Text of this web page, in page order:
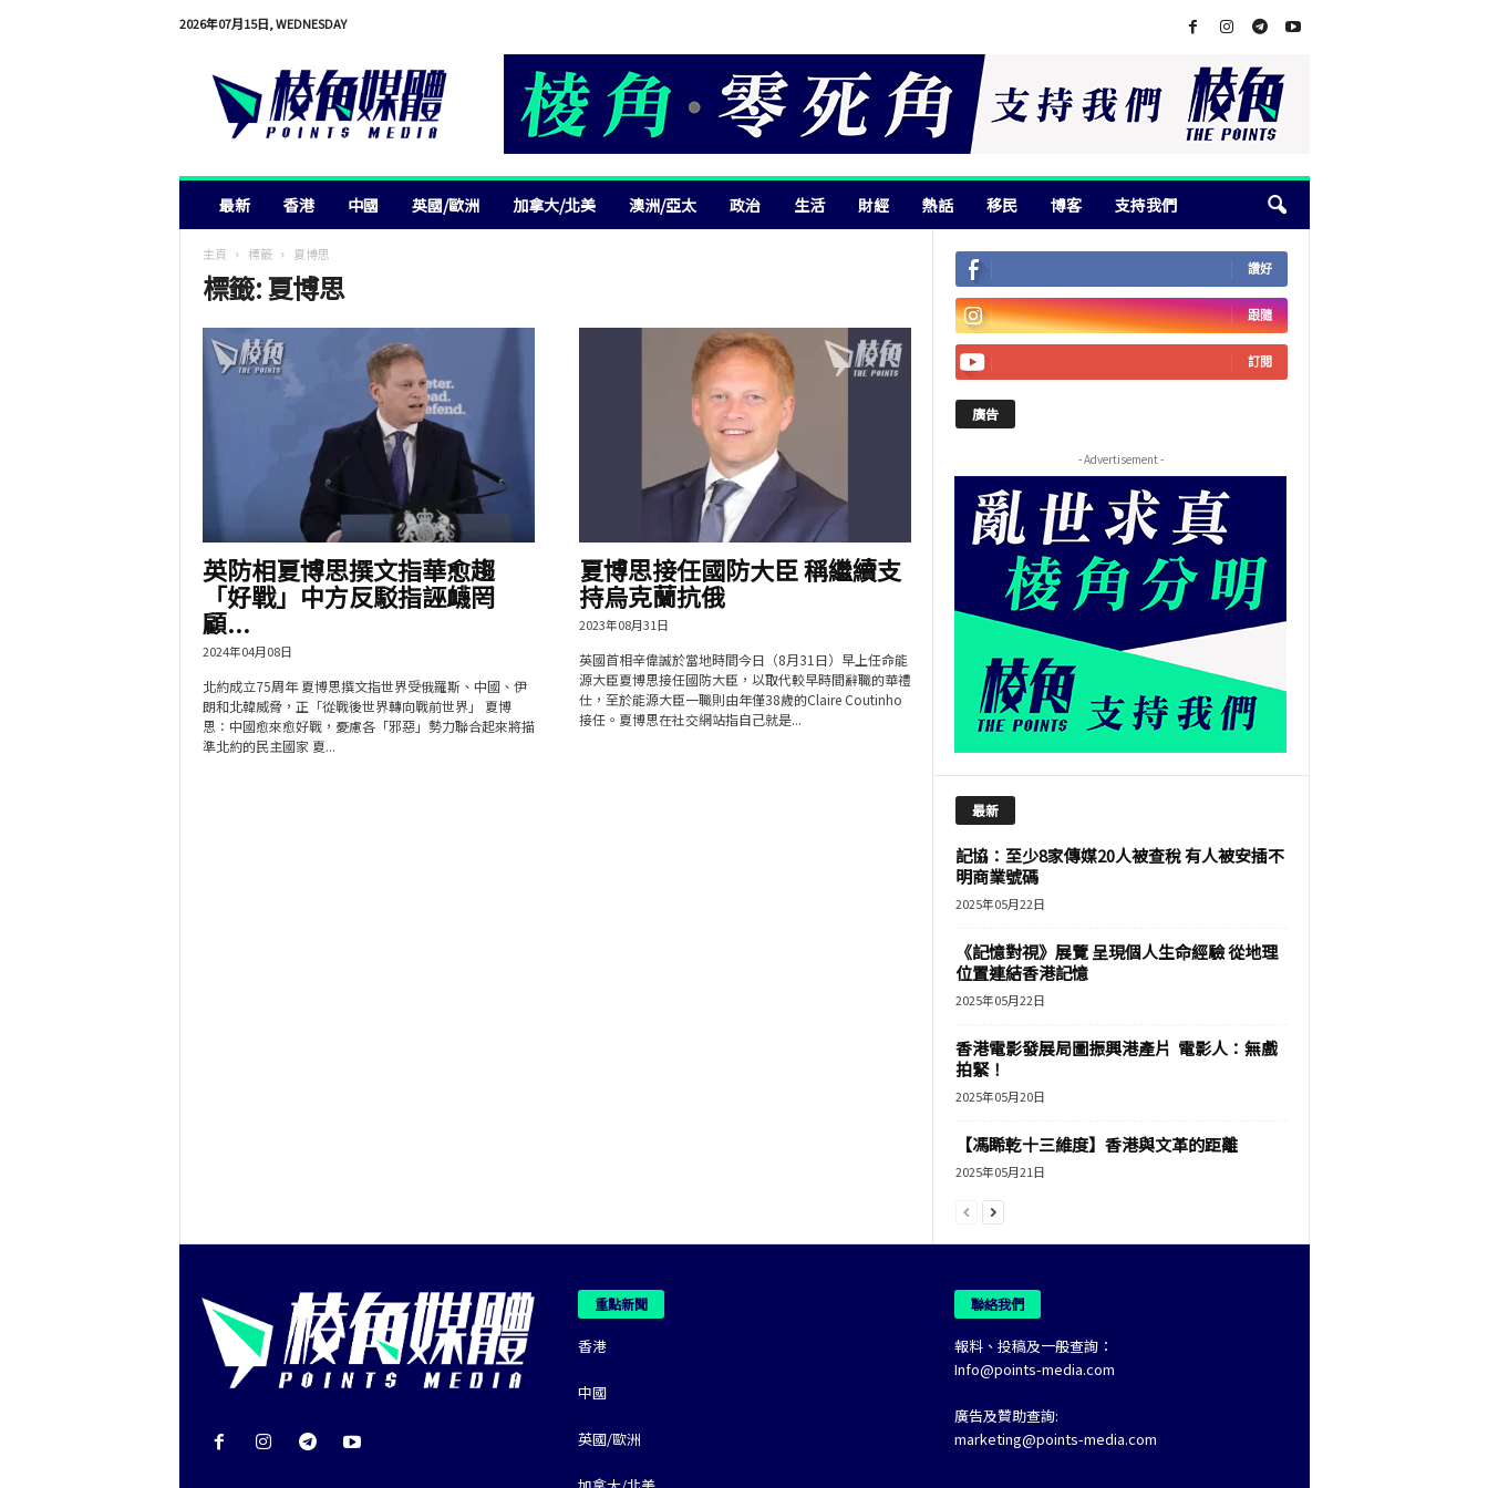
2026年07月15日, WEDNESDAY
最新 香港 中國 英國/歐洲 加拿大/北美 澳洲/亞太 政治 生活 財經 熱話 移民 博客 支持我們
主頁 標籤 夏博思
標籤: 夏博思
英防相夏博思撰文指華愈趨
「好戰」中方反駁指誣衊罔
顧...
2024年04月08日
北約成立75周年 夏博思撰文指世界受俄羅斯、中國、伊
朗和北韓威脅，正「從戰後世界轉向戰前世界」 夏博
思：中國愈來愈好戰，憂慮各「邪惡」勢力聯合起來將描
準北約的民主國家 夏...
夏博思接任國防大臣 稱繼續支
持烏克蘭抗俄
2023年08月31日
英國首相辛偉誠於當地時間今日（8月31日）早上任命能
源大臣夏博思接任國防大臣，以取代較早時間辭職的華禮
仕，至於能源大臣一職則由年僅38歲的Claire Coutinho
接任。夏博思在社交網站指自己就是...
讚好
跟隨
訂閱
廣告
- Advertisement -
最新
記協：至少8家傳媒20人被查稅 有人被安插不
明商業號碼
2025年05月22日
《記憶對視》展覽 呈現個人生命經驗 從地理
位置連結香港記憶
2025年05月22日
香港電影發展局圖振興港產片 電影人：無戲
拍緊！
2025年05月20日
【馮睎乾十三維度】香港與文革的距離
2025年05月21日
重點新聞
香港
中國
英國/歐洲
聯絡我們
報料、投稿及一般查詢：
Info@points-media.com
廣告及贊助查詢:
marketing@points-media.com